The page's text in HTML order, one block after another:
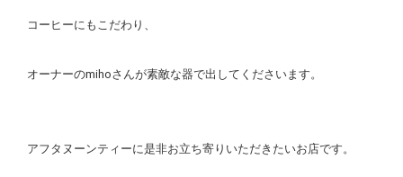
コーヒーにもこだわり、
オーナーのmihoさんが素敵な器で出してくださいます。
アフタヌーンティーに是非お立ち寄りいただきたいお店です。